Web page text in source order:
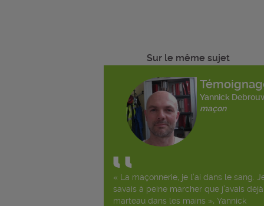
Sur le même sujet
Yannick
maçon
« La maçonnerie, je l’ai dans le sang.
savais à peine marcher que j’avais
marteau dans les mains », Yannick